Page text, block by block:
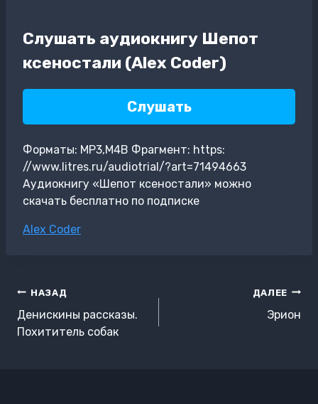
Слушать аудиокнигу Шепот
ксеностали (Alex Coder)
Слушать
Форматы: MP3,M4B Фрагмент: https:
//www.litres.ru/audiotrial/?art=71494663
Аудиокнигу «Шепот ксеностали» можно
скачать бесплатно по подписке
Метки
Alex Coder
Навигация
по
записям
НАЗАД
Денискины рассказы.
Похититель собак
ДАЛЕЕ
Эрион